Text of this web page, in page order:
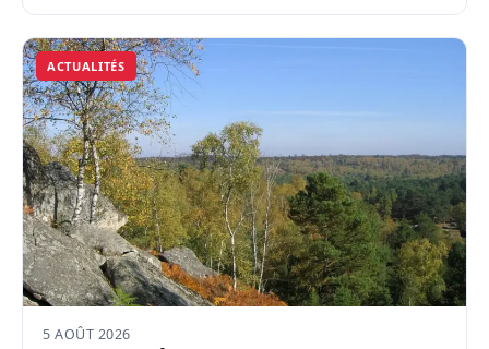
ACTUALITÉS
5 AOÛT 2026